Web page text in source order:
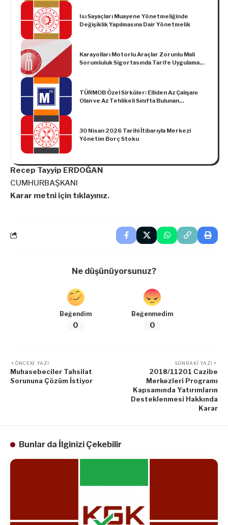
Isı Sayaçları Muayene Yönetmeliğinde
Değişiklik Yapılmasına Dair Yönetmelik
Karayolları Motorlu Araçlar Zorunlu Mali
Sorumluluk Sigortasında Tarife Uygulama
TÜRMOB Özel Sirküler: Elliden Az Çalışanı
Olan ve Az Tehlikeli Sınıfta Bulunan
30 Nisan 2026 Tarihi İtibarıyla Merkezi
Yönetim Borç Stoku
Recep Tayyip ERDOĞAN
CUMHURBAŞKANI
Karar metni için tıklayınız.
Ne düşünüyorsunuz?
Beğendim
0
Beğenmedim
0
ÖNCEKI YAZI
Muhasebeciler Tahsilat
Sorununa Çözüm İstiyor
SONRAKI YAZI
2018/11201 Cazibe
Merkezleri Programı
Kapsamında Yatırımların
Desteklenmesi Hakkında
Karar
Bunlar da İlginizi Çekebilir